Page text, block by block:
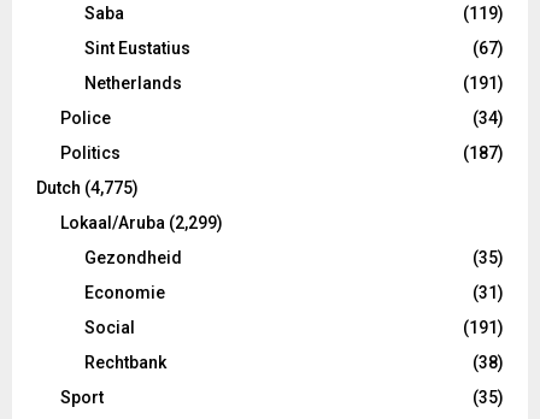
Saba
(119)
Sint Eustatius
(67)
Netherlands
(191)
Police
(34)
Politics
(187)
Dutch (4,775)
Lokaal/Aruba (2,299)
Gezondheid
(35)
Economie
(31)
Social
(191)
Rechtbank
(38)
Sport
(35)